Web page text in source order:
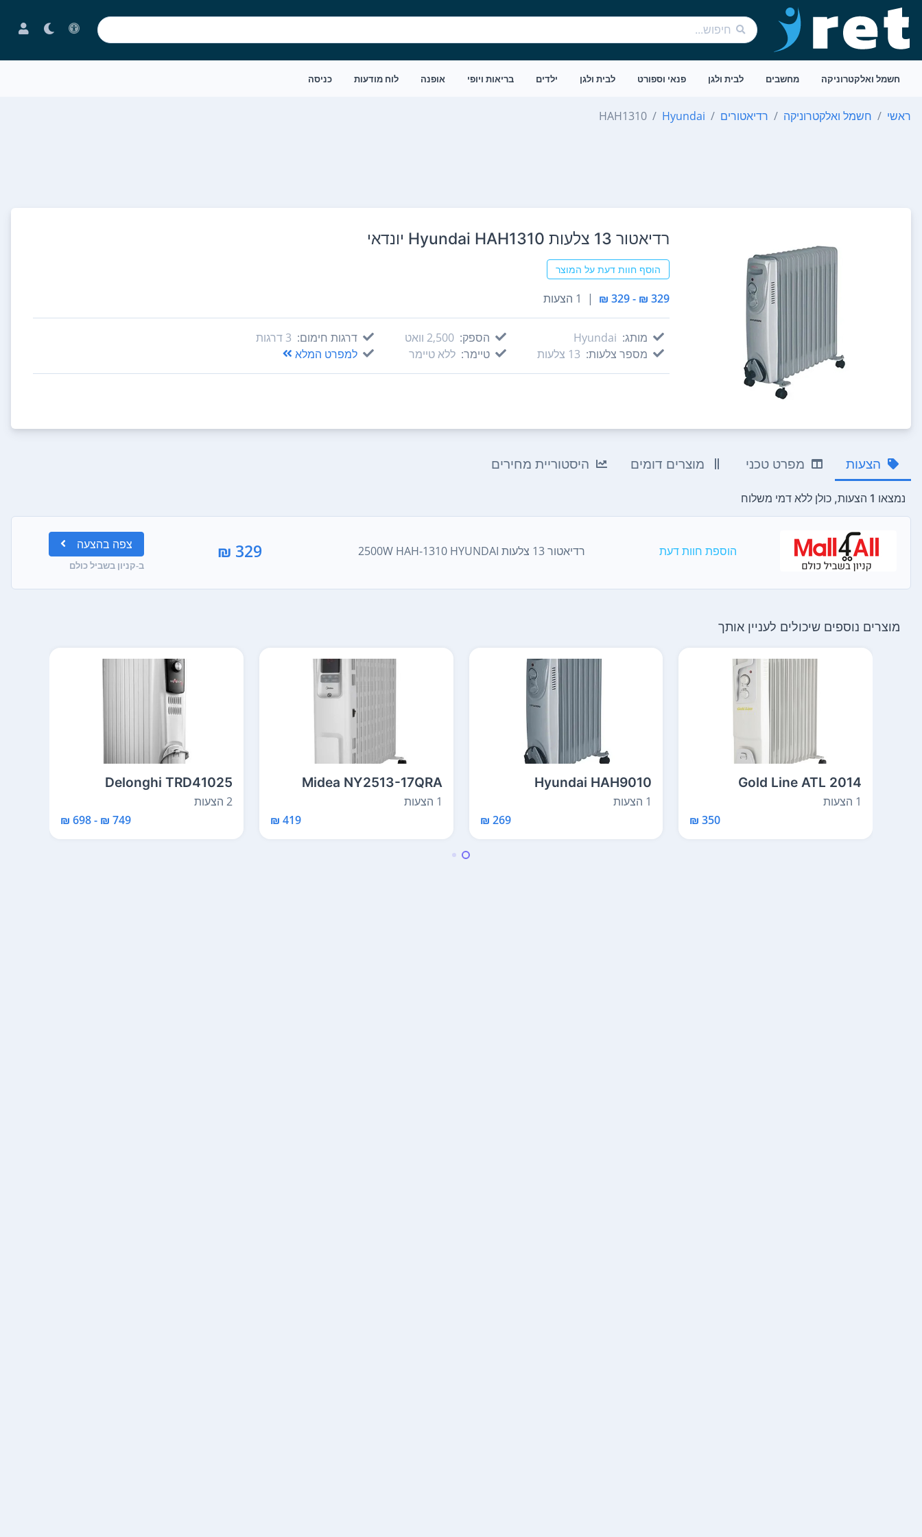
חשמל ואלקטרוניקה מחשבים לבית ולגן פנאי וספורט לבית ולגן ילדים בריאות ויופי אופנה לוח מודעות כניסה
ראשי חשמל ואלקטרוניקה רדיאטורים Hyundai
HAH1310
רדיאטור ‏13 ‏צלעות Hyundai HAH1310 יונדאי
הוסף חוות דעת על המוצר
329 ₪ - 329 ₪
| 1 הצעות
מותג: Hyundai
מספר צלעות: 13‏ צלעות
הספק: 2,500‏ וואט
טיימר: ללא טיימר
דרגות חימום: 3‏ דרגות
למפרט המלא
הצעות מפרט טכני מוצרים דומים היסטוריית מחירים
נמצאו 1 הצעות, כולן ללא דמי משלוח
הוספת חוות דעת רדיאטור 13 צלעות 2500W HAH-1310 HYUNDAI 329 ₪ צפה בהצעה
ב-קניון בשביל כולם
מוצרים נוספים שיכולים לעניין אותך
Gold Line ATL 2014
1 הצעות
350 ₪
Hyundai HAH9010
1 הצעות
269 ₪
Midea NY2513-17QRA
1 הצעות
419 ₪
Delonghi TRD41025
2 הצעות
749 ₪ - 698 ₪